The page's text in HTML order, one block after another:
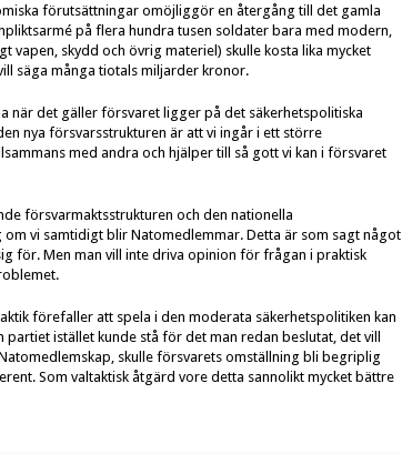
förutsättningar omöjliggör en återgång till det gamla
på flera hundra tusen soldater bara med modern,
vapen, skydd och övrig materiel) skulle kosta lika mycket
säga många tiotals miljarder kronor.
när det gäller försvaret ligger på det säkerhetspolitiska
nya försvarsstrukturen är att vi ingår i ett större
med andra och hjälper till så gott vi kan i försvaret
försvarmaktsstrukturen och den nationella
vi samtidigt blir Natomedlemmar. Detta är som sagt något
för. Men man vill inte driva opinion för frågan i praktisk
förefaller att spela i den moderata säkerhetspolitiken kan
partiet istället kunde stå för det man redan beslutat, det vill
skulle försvarets omställning bli begriplig
Som valtaktisk åtgärd vore detta sannolikt mycket bättre